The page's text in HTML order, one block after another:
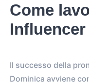
Come
Il successo della
Dominica avviene